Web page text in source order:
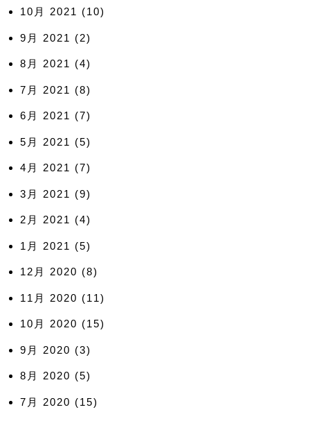
10月 2021 (10)
9月 2021 (2)
8月 2021 (4)
7月 2021 (8)
6月 2021 (7)
5月 2021 (5)
4月 2021 (7)
3月 2021 (9)
2月 2021 (4)
1月 2021 (5)
12月 2020 (8)
11月 2020 (11)
10月 2020 (15)
9月 2020 (3)
8月 2020 (5)
7月 2020 (15)